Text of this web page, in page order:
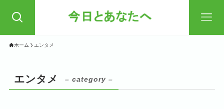
ホーム エンタメ
エンタメ – category –